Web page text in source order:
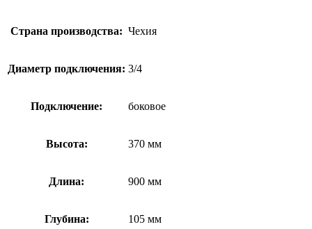
Страна производства: Чехия
Диаметр подключения: 3/4
Подключение: боковое
Высота: 370 мм
Длина: 900 мм
Глубина: 105 мм